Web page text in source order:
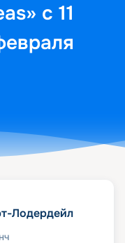
с 11
Лодердейл
нч